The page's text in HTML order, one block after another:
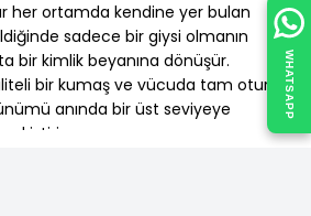
her ortamda kendine yer bulan
sadece bir giysi olmanın
bir kimlik beyanına dönüşür.
bir kumaş ve vücuda tam oturan
anında bir üst seviyeye
WHATSAPP